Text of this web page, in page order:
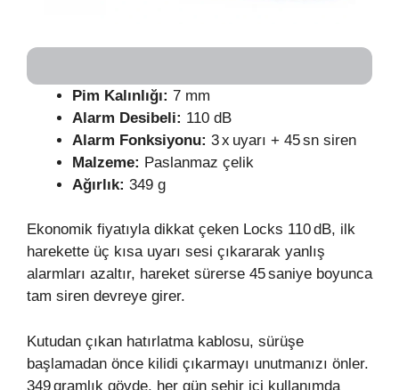
Pim Kalınlığı: 7 mm
Alarm Desibeli: 110 dB
Alarm Fonksiyonu: 3 x uyarı + 45 sn siren
Malzeme: Paslanmaz çelik
Ağırlık: 349 g
Ekonomik fiyatıyla dikkat çeken Locks 110 dB, ilk
harekette üç kısa uyarı sesi çıkararak yanlış
alarmları azaltır, hareket sürerse 45 saniye boyunca
tam siren devreye girer.
Kutudan çıkan hatırlatma kablosu, sürüşe
başlamadan önce kilidi çıkarmayı unutmanızı önler.
349 gramlık gövde, her gün şehir içi kullanımda